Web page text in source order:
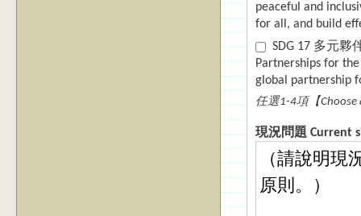
peaceful and
for all, and build
SDG 17 多元夥
Partnerships for
global partnership
任選1-4項【Choose
現況問題 Current